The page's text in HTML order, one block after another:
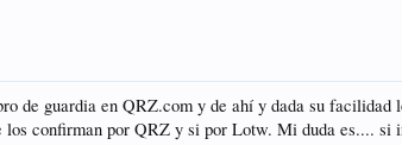
de guardia en QRZ.com y de ahí y dada su
los confirman por QRZ y si por Lotw. Mi duda es....